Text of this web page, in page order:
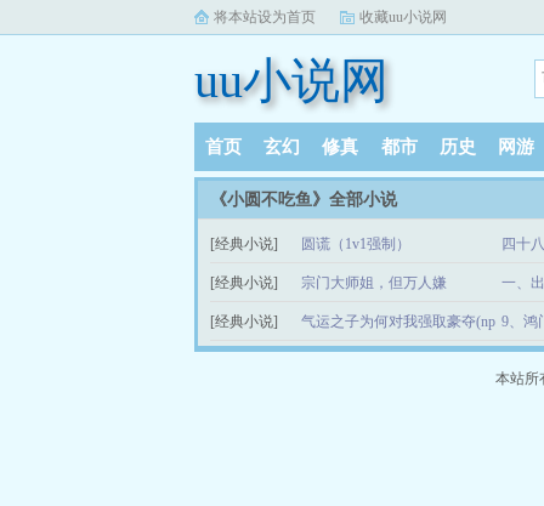
将本站设为首页 收藏uu小说网
uu小说网
首页 玄幻 修真 都市 历史 网游
《小圆不吃鱼》全部小说
[经典小说] 圆谎（1v1强制） 四十
[经典小说] 宗门大师姐，但万人嫌 一、
[经典小说] 气运之子为何对我强取豪夺(np 9、鸿
本站所